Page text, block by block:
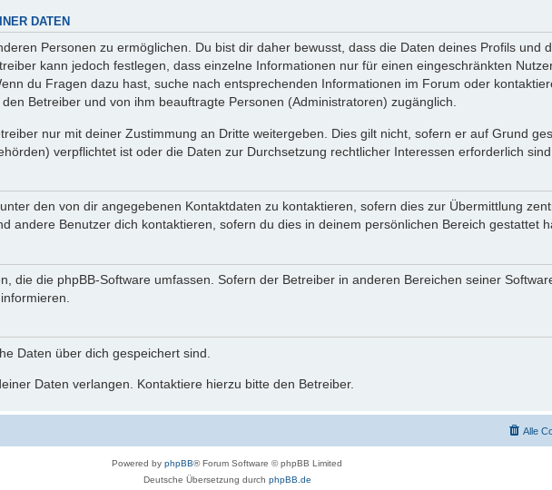
DATEN
Personen zu ermöglichen. Du bist dir daher bewusst, dass die Daten deines Profils und
kann jedoch festlegen, dass einzelne Informationen nur für einen eingeschränkten
du Fragen dazu hast, suche nach entsprechenden Informationen im Forum oder
Betreiber und von ihm beauftragte Personen (Administratoren) zugänglich.
nur mit deiner Zustimmung an Dritte weitergeben. Dies gilt nicht, sofern er auf Grund
verpflichtet ist oder die Daten zur Durchsetzung rechtlicher Interessen erforderlich sind.
den von dir angegebenen Kontaktdaten zu kontaktieren, sofern dies zur Übermittlung
andere Benutzer dich kontaktieren, sofern du dies in deinem persönlichen Bereich gestattet
die die phpBB-Software umfassen. Sofern der Betreiber in anderen Bereichen seiner
Daten über dich gespeichert sind.
Daten verlangen. Kontaktiere hierzu bitte den Betreiber.
Alle
Powered by phpBB® Forum Software © phpBB Limited
Deutsche Übersetzung durch phpBB.de